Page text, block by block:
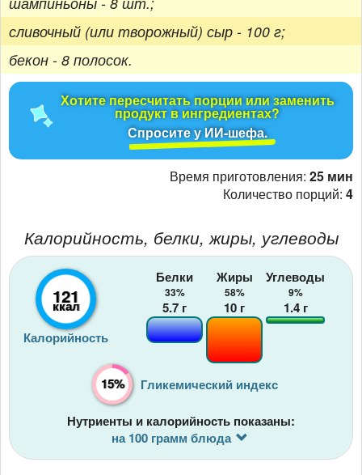
сливочный (или творожный) сыр - 100 г;
бекон - 8 полосок.
Хотите пересчитать порции или заменить
продукт в ингредиентах?
Спросите у ИИ-шефа.
Время приготовления: 25 мин
Количество порций: 4
Калорийность, белки, жиры, углеводы
121
ккал
Калорийность
Белки
33%
5.7 г
Жиры
58%
10 г
Углеводы
9%
1.4г
15% Гликемический индекс
Нутриенты и калорийность показаны:
на 100 грамм блюда